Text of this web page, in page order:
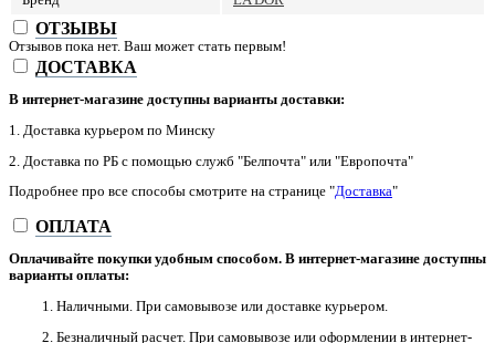
ОТЗЫВЫ
Отзывов пока нет. Ваш может стать первым!
ДОСТАВКА
В интернет-магазине доступны варианты доставки:
1. Доставка курьером по Минску
2. Доставка по РБ с помощью служб "Белпочта" или "Европочта"
Подробнее про все способы смотрите на странице "Доставка"
ОПЛАТА
Оплачивайте покупки удобным способом. В интернет-магазине доступны
варианты оплаты:
1. Наличными. При самовывозе или доставке курьером.
2. Безналичный расчет. При самовывозе или оформлении в интернет-